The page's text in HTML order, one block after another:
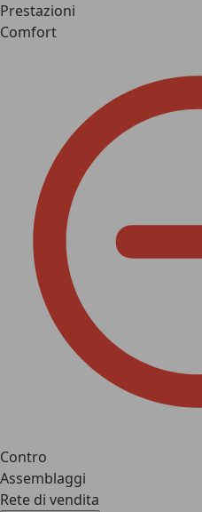
Prestazioni
Comfort
Contro
Assemblaggi
Rete di vendita